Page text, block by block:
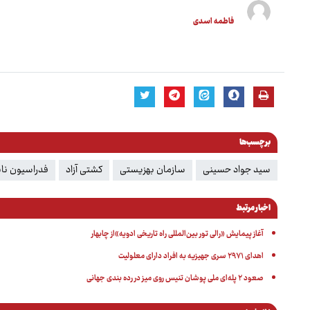
فاطمه اسدی
برچسب‌ها
سید جواد حسینی سازمان بهزیستی کشتی آزاد فدراسیون
اخبار مرتبط
آغاز پیمایش «رالی تور بین‌المللی راه تاریخی ادویه»از چابهار
اهدای ۲۹۷۱ سری جهیزیه به افراد دارای معلولیت
صعود ۲ پله‌ای ملی پوشان تنیس روی میز در رده بندی جهانی